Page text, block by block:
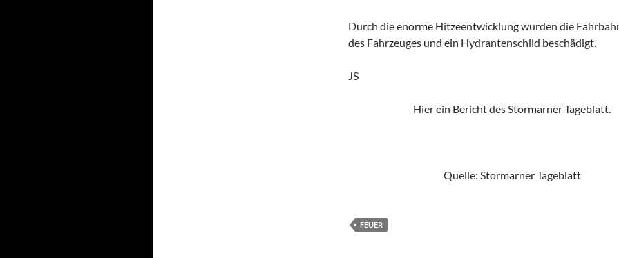
Durch die enorme Hitzeentwicklung wurden die
des Fahrzeuges und ein Hydrantenschild beschädigt.
JS
Hier ein Bericht des Stormarner Tageblatt.
Quelle: Stormarner Tageblatt
FEUER